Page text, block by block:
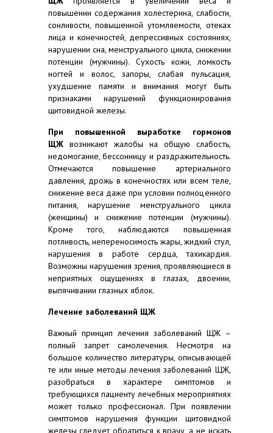
повышении содержания холестерина, слабости,
сонливости, повышенной утомляемости, отеках
лица и конечностей, депрессивных состояниях,
нарушении сна, менструального цикла, снижении
потенции (мужчины). Сухость кожи, ломкость
ногтей и волос, запоры, слабая пульсация,
ухудшение памяти и внимания могут быть
признаками нарушений функционирования
щитовидной железы.
При повышенной выработке гормонов
ЩЖвозникают жалобы на общую слабость,
недомогание, бессонницу и раздражительность.
Отмечаются повышение артериального
давления, дрожь в конечностях или всем теле,
снижение веса даже при условии полноценного
питания, нарушение менструального цикла
(женщины) и снижение потенции (мужчины).
Кроме того, наблюдаются повышенная
потливость, непереносимость жары, жидкий стул,
нарушения в работе сердца, тахикардия.
Возможны нарушения зрения, проявляющиеся в
неприятных ощущениях в глазах, двоении,
выпячивании глазных яблок.
Лечение заболеваний ЩЖ
Важный принцип лечения заболеваний ЩЖ –
полный запрет самолечения. Несмотря на
большое количество литературы, описывающей
те или иные методы лечения заболеваний ЩЖ,
разобраться в характере симптомов и
требующихся пациенту лечебных мероприятиях
может только профессионал. При появлении
симптомов нарушения функции щитовидной
железы следует обратиться к врачу, а не искать